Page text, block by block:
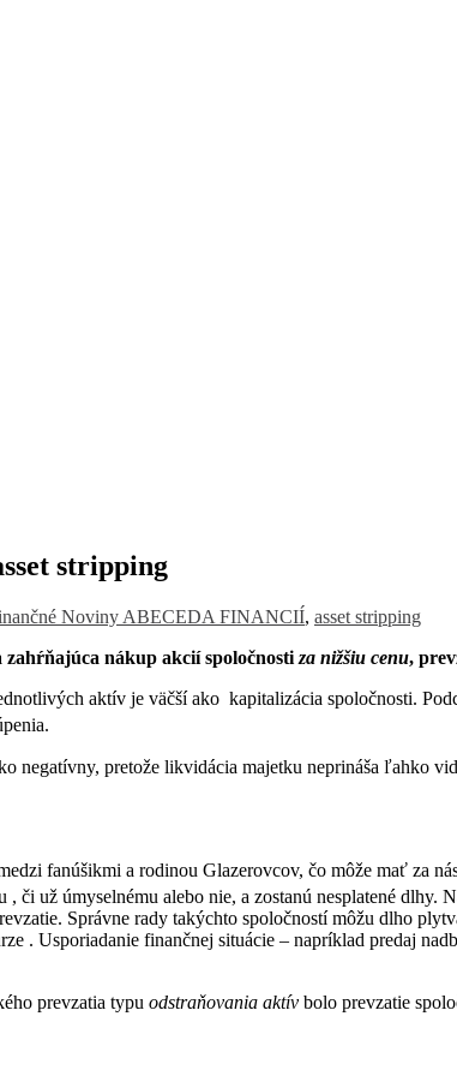
stripping
Noviny ABECEDA FINANCIÍ, asset stripping
nákup akcií spoločnosti za nižšiu cenu,
aktív je väčší ako kapitalizácia spoločnosti.
negatívny, pretože likvidácia majetku neprináša ľahko
fanúšikmi a rodinou Glazerovcov, čo môže mať za
, či už úmyselnému alebo nie, a zostanú nesplatené dlhy.
Správne rady takýchto spoločností môžu dlho
. Usporiadanie finančnej situácie – napríklad predaj
prevzatia typu odstraňovania aktív bolo prevzatie